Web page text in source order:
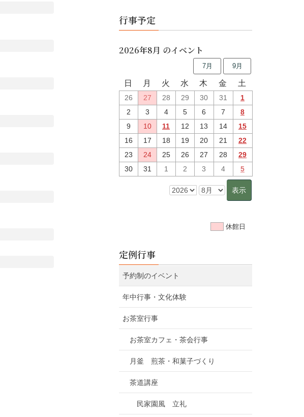
行事予定
2026年8月 のイベント
7月 9月
日 月 火 水 木 金 土
26 27 28 29 30 31
1
2
3 4 5 6 7
8
9
10 11 12 13 14
15
16
17 18 19 20 21
22
23
24 25 26 27 28
29
30
31 1 2 3 4 5
休館日
定例行事
予約制のイベント
年中行事・文化体験
お茶室行事
お茶室カフェ・茶会行事
月釜 煎茶・和菓子づくり
茶道講座
民家園風 立礼